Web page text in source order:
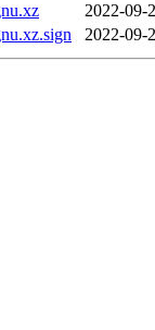
2022-09-
2022-09-